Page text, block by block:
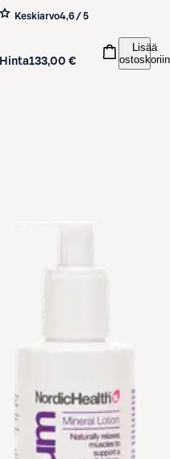
kaula- ja dekolteeseerumi 100 ml
Keskiarvo4,6 / 5
Hinta133,00 €
Lisää
ostoskoriin